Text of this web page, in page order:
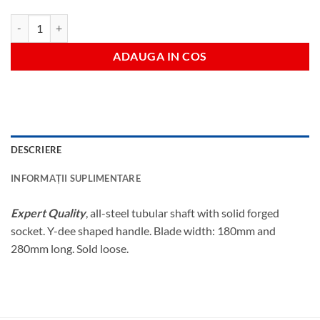
ADAUGA IN COS
DESCRIERE
INFORMAȚII SUPLIMENTARE
Expert Quality, all-steel tubular shaft with solid forged
socket. Y-dee shaped handle. Blade width: 180mm and
280mm long. Sold loose.